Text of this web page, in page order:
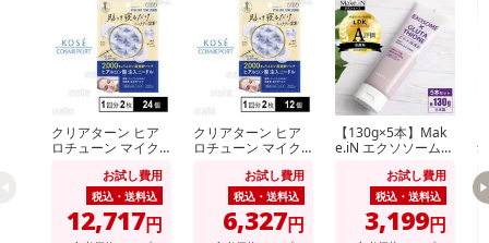
クリアターン ヒア
ロチューン マイク
分(2枚入)お試し費用
税込・送料込
12,717円
クリアターン ヒア
ロチューン マイク
分(2枚入)お試し費用
税込・送料込
6,327円
【130g×5本】Mak
e.iN エクソソーム×
お試し費用
税込・送料込
3,199円